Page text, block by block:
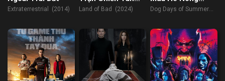
Extraterrestrial (2014)
Khốc
Land of Bad (2024)
Bỏng
Dog Days of Summer